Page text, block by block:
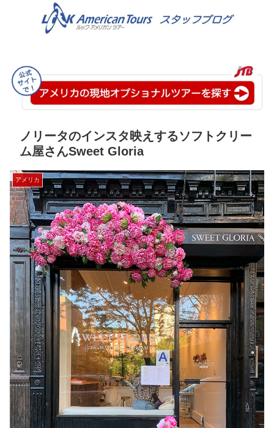
ノリータのインスタ映えするソフトクリー
ム屋さんSweet Gloria
アメリカ